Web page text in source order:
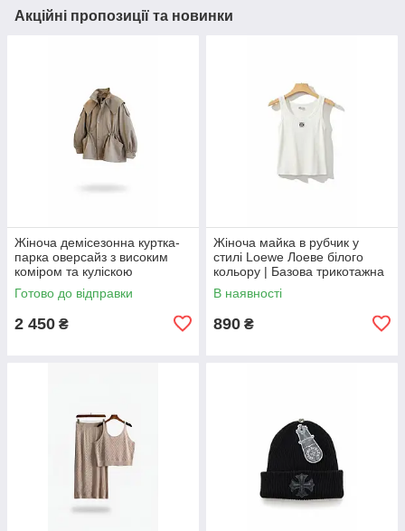
Акційні пропозиції та новинки
Жіноча демісезонна куртка-
парка оверсайз з високим
коміром та куліскою
Готово до відправки
2 450 ₴
Жіноча майка в рубчик у
стилі Loewe Лоеве білого
кольору | Базова трикотажна
майка без рукавів M/L
В наявності
890 ₴